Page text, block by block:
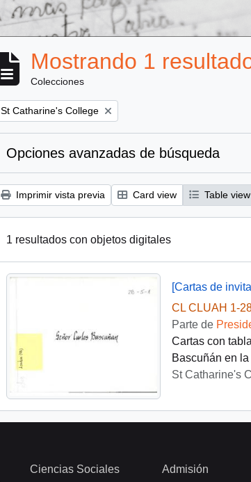
Mostrando 1
Colecciones
Remove filter:
St Catharine's College
Opciones avanzadas de búsqueda
Imprimir vista previa Card view Table view
1 resultados con objetos digitales
[Cartas de
CL CLUAH 1-
Parte de
Cartas con
Bascuñán en
St Catharine's
Ciencias Sociales Admisión